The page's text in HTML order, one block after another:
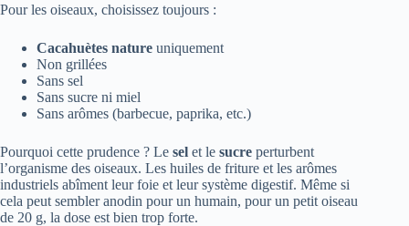
Pour les oiseaux, choisissez toujours :
Cacahuètes nature uniquement
Non grillées
Sans sel
Sans sucre ni miel
Sans arômes (barbecue, paprika, etc.)
Pourquoi cette prudence ? Le sel et le sucre perturbent
l’organisme des oiseaux. Les huiles de friture et les arômes
industriels abîment leur foie et leur système digestif. Même si
cela peut sembler anodin pour un humain, pour un petit oiseau
de 20 g, la dose est bien trop forte.